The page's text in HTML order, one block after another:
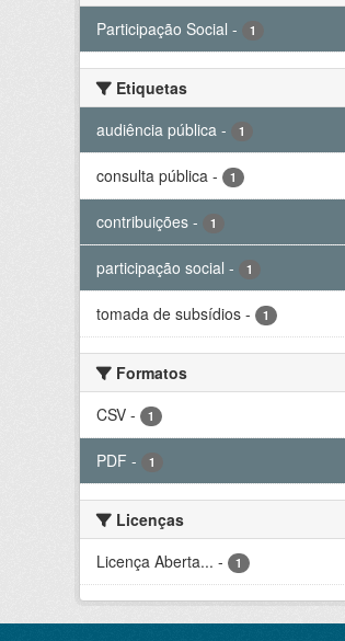
Participação Social - 1
Etiquetas
audiência pública - 1
consulta pública - 1
contribuições - 1
participação social - 1
tomada de subsídios - 1
Formatos
CSV - 1
PDF - 1
Licenças
Licença Aberta... - 1